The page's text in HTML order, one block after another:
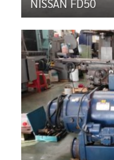
NISSAN FD50